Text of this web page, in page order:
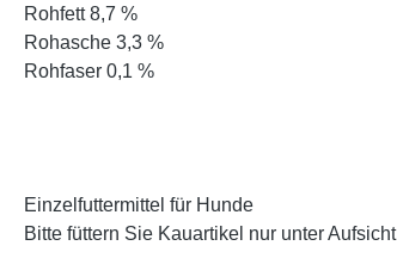
Rohfett 8,7 %
Rohasche 3,3 %
Rohfaser 0,1 %
Einzelfuttermittel für Hunde
Bitte füttern Sie Kauartikel nur unter Aufsicht